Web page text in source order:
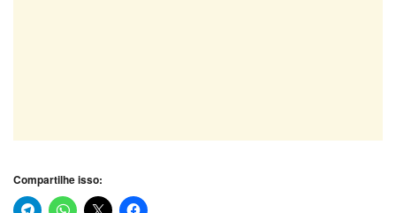
Compartilhe isso: